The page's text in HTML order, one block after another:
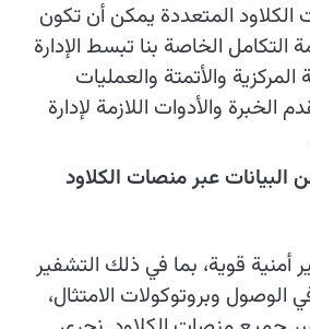
المتعددة يمكن أن تكون
الخاصة بنا تبسط الإدارة
والأتمتة والعمليات
الخبرة والأدوات اللازمة لإدارة
عبر منصات الكلاود
أمنية قوية، بما في ذلك التشفير
الوصول وبروتوكولات الامتثال،